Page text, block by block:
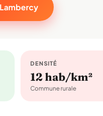
DENSITÉ
12 hab/km²
Commune rurale